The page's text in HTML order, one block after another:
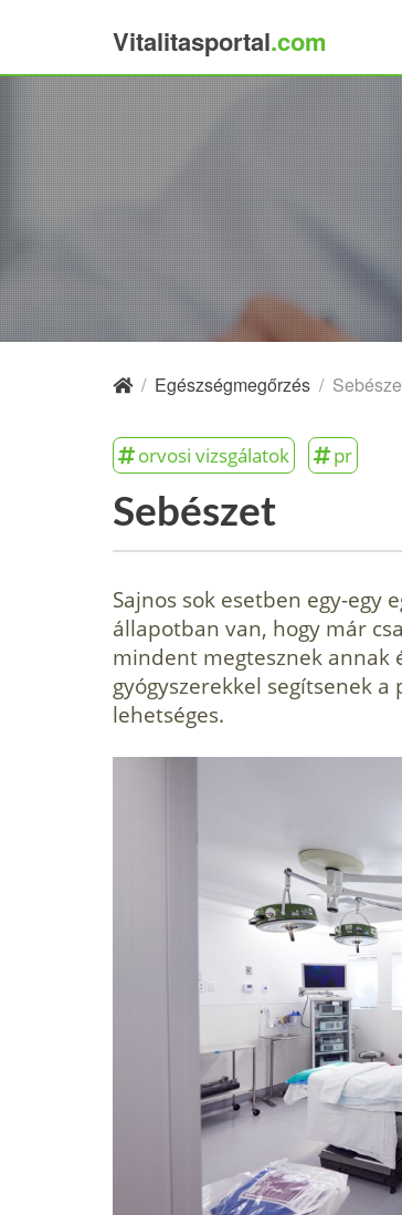
Vitalitasportal.com
/ Egészségmegőrzés /
orvosi vizsgálatok pr
Sebészet
Sajnos sok esetben egy-
állapotban van, hogy már
mindent megtesznek annak
gyógyszerekkel segítsenek
lehetséges.
×